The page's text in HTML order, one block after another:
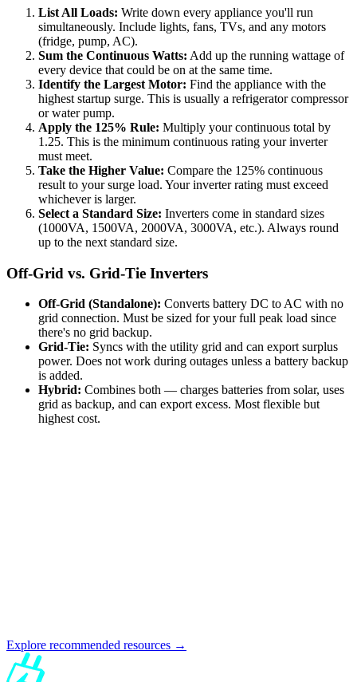
List All Loads: Write down every appliance you'll run
simultaneously. Include lights, fans, TVs, and any motors
(fridge, pump, AC).
Sum the Continuous Watts: Add up the running wattage of
every device that could be on at the same time.
Identify the Largest Motor: Find the appliance with the
highest startup surge. This is usually a refrigerator compressor
or water pump.
Apply the 125% Rule: Multiply your continuous total by
1.25. This is the minimum continuous rating your inverter
must meet.
Take the Higher Value: Compare the 125% continuous
result to your surge load. Your inverter rating must exceed
whichever is larger.
Select a Standard Size: Inverters come in standard sizes
(1000VA, 1500VA, 2000VA, 3000VA, etc.). Always round
up to the next standard size.
Off-Grid vs. Grid-Tie Inverters
Off-Grid (Standalone): Converts battery DC to AC with no
grid connection. Must be sized for your full peak load since
there's no grid backup.
Grid-Tie: Syncs with the utility grid and can export surplus
power. Does not work during outages unless a battery backup
is added.
Hybrid: Combines both — charges batteries from solar, uses
grid as backup, and can export excess. Most flexible but
highest cost.
Explore recommended resources →